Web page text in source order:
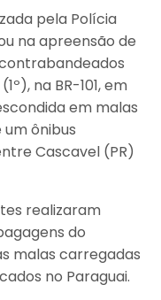
pela Polícia
na apreensão de
na BR-101, em
em malas
ônibus
Cascavel (PR)
realizaram
do
malas carregadas
no Paraguai.